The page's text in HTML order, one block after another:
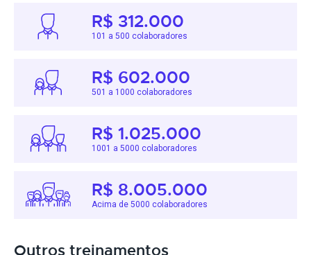
R$ 312.000
101 a 500 colaboradores
R$ 602.000
501 a 1000 colaboradores
R$ 1.025.000
1001 a 5000 colaboradores
R$ 8.005.000
Acima de 5000 colaboradores
Outros treinamentos